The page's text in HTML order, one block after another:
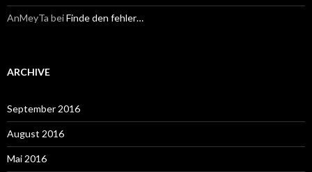
AnMeyTa beiFinde den fehler…
ARCHIVE
September 2016
August 2016
Mai 2016